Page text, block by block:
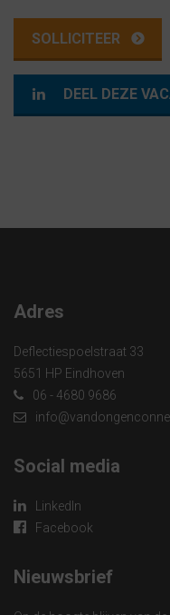
DEEL DEZE
Adres
Deflectiespoelstraat 33
5651 HP Eindhoven
06 - 4680 9686
Social media
LinkedIn
Facebook
Nieuwsbrief